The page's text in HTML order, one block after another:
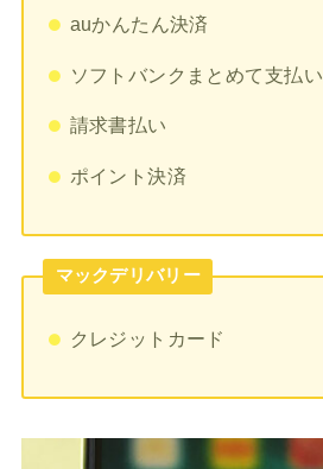
auかんたん決済
ソフトバンクまとめて支払い
請求書払い
ポイント決済
マックデリバリー
クレジットカード